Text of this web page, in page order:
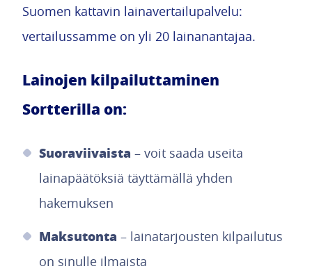
Suomen kattavin lainavertailupalvelu:
vertailussamme on yli 20 lainanantajaa.
Lainojen kilpailuttaminen
Sortterilla on:
Suoraviivaista – voit saada useita
lainapäätöksiä täyttämällä yhden
hakemuksen
Maksutonta – lainatarjousten kilpailutus
on sinulle ilmaista